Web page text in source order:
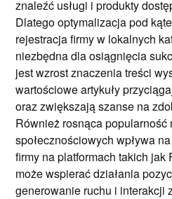
znaleźć usługi i produkty
Dlatego optymalizacja pod
rejestracja firmy w lokalnych
niezbędna dla osiągnięcia
jest wzrost znaczenia treści
wartościowe artykuły
oraz zwiększają szanse na
Również rosnąca popularność
społecznościowych wpływa
firmy na platformach takich jak
może wspierać działania
generowanie ruchu i interakcji